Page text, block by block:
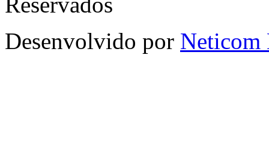
Desenvolvido por Neticom